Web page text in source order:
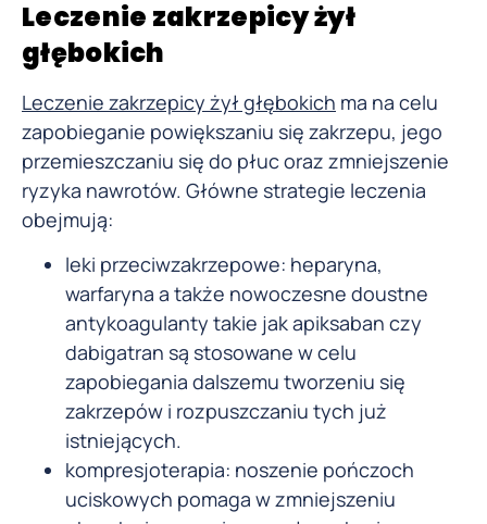
Leczenie zakrzepicy żył
głębokich
Leczenie zakrzepicy żył głębokich ma na celu
zapobieganie powiększaniu się zakrzepu, jego
przemieszczaniu się do płuc oraz zmniejszenie
ryzyka nawrotów. Główne strategie leczenia
obejmują:
leki przeciwzakrzepowe: heparyna,
warfaryna a także nowoczesne doustne
antykoagulanty takie jak apiksaban czy
dabigatran są stosowane w celu
zapobiegania dalszemu tworzeniu się
zakrzepów i rozpuszczaniu tych już
istniejących.
kompresjoterapia: noszenie pończoch
uciskowych pomaga w zmniejszeniu